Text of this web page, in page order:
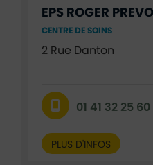
EPS ROGER
CENTRE DE SOINS
2 Rue Danton
01 41 32 25 60
PLUS D'INFOS